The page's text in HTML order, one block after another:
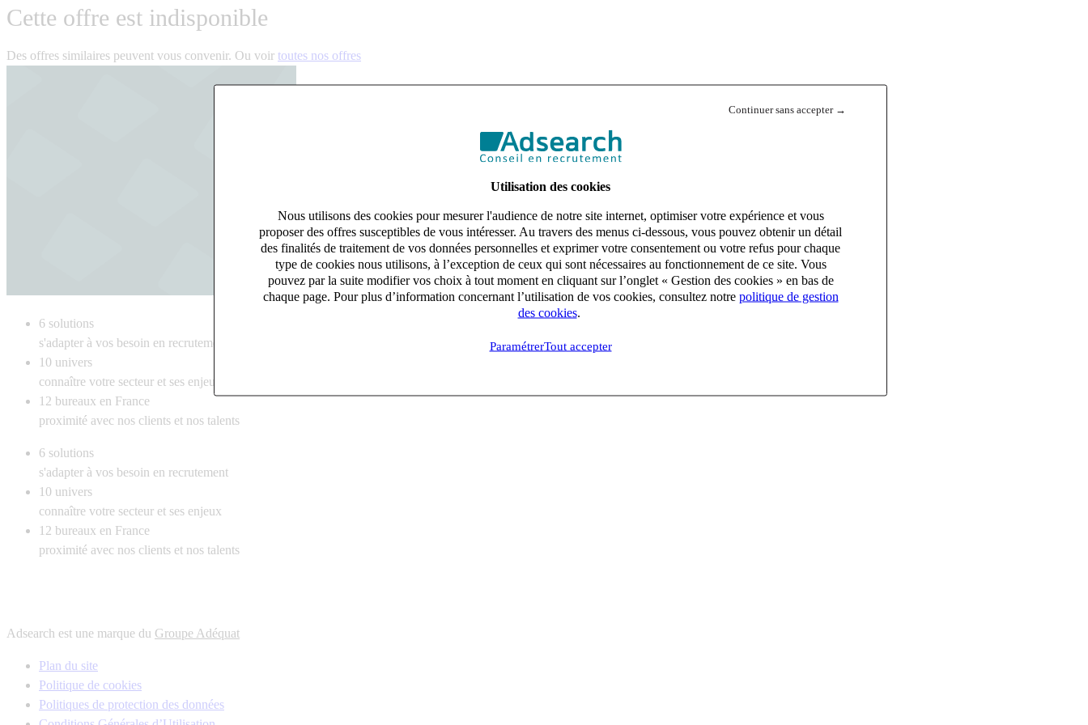
Continuer sans accepter →
Utilisation des cookies
Nous utilisons des cookies pour mesurer l'audience de notre site internet, optimiser votre expérience et vous
proposer des offres susceptibles de vous intéresser. Au travers des menus ci-dessous, vous pouvez obtenir un détail
des finalités de traitement de vos données personnelles et exprimer votre consentement ou votre refus pour chaque
type de cookies nous utilisons, à l’exception de ceux qui sont nécessaires au fonctionnement de ce site. Vous
pouvez par la suite modifier vos choix à tout moment en cliquant sur l’onglet « Gestion des cookies » en bas de
chaque page. Pour plus d’information concernant l’utilisation de vos cookies, consultez notre politique de gestion
des cookies.
ParamétrerTout accepter
Cette offre est indisponible
Des offres similaires peuvent vous convenir. Ou voir toutes nos offres
6 solutions
s'adapter à vos besoin en recrutement
10 univers
connaître votre secteur et ses enjeux
12 bureaux en France
proximité avec nos clients et nos talents
6 solutions
s'adapter à vos besoin en recrutement
10 univers
connaître votre secteur et ses enjeux
12 bureaux en France
proximité avec nos clients et nos talents
Adsearch est une marque du Groupe Adéquat
Plan du site
Politique de cookies
Politiques de protection des données